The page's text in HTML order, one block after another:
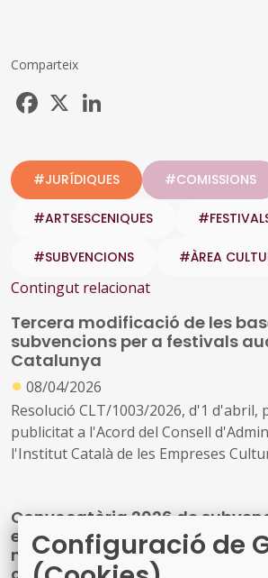
Comparteix
Facebook
#JURÍDIQUES #COMISSIONS
#ARTSESCENIQUES
#SUBVENCIONS #ÀREA
Contingut relacionat
Tercera modificació de les
subvencions per a festivals
Catalunya
● 08/04/2026
Resolució CLT/1003/2026, d'1 d'abril,
publicitat a l'Acord del Consell
l'Institut Català de les Empreses
Catalunya de festivals i mostres
seva promoció i difusió i per a la
de la seva programació
Convocatòria 2026 de
entitats organitzadores
millorar la competitivitat del
Configuració de